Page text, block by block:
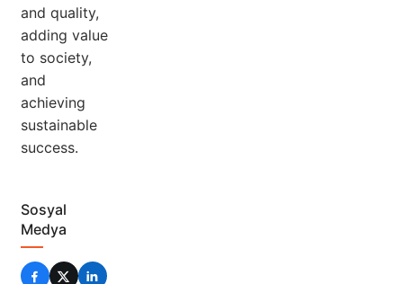
and quality,
adding value
to society,
and
achieving
sustainable
success.
Sosyal
Medya